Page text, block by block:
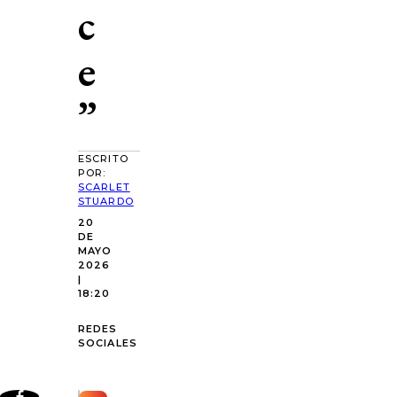
c
e
”
ESCRITO
POR:
SCARLET
STUARDO
20
DE
MAYO
2026
|
18:20
REDES
SOCIALES